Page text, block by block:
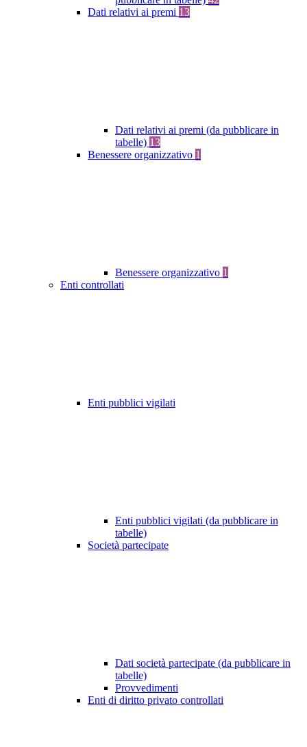
Dati relativi ai premi 13
Dati relativi ai premi (da pubblicare in
tabelle) 13
Benessere organizzativo 1
Benessere organizzativo 1
Enti controllati
Enti pubblici vigilati
Enti pubblici vigilati (da pubblicare in
tabelle)
Società partecipate
Dati società partecipate (da pubblicare in
tabelle)
Provvedimenti
Enti di diritto privato controllati